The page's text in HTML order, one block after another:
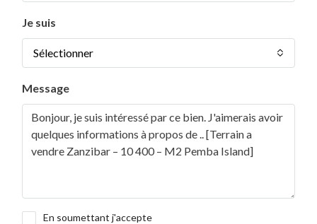
Je suis
Sélectionner
Message
En soumettant j'accepte